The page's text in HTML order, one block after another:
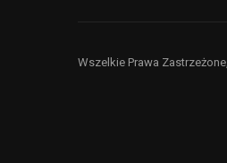
Wszelkie Prawa Zastrzeżone,